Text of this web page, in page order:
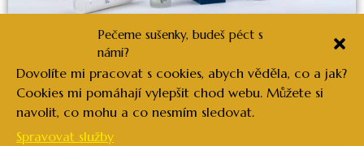
Pečeme sušenky, budeš péct s
námi?
Dovolíte mi pracovat s cookies, abych věděla, co a jak?
Cookies mi pomáhají vylepšit chod webu. Můžete si
navolit, co mohu a co nesmím sledovat.
Spravovat služby
S vaším e-mailem budu (Barbora Sedláková) zacházet
podle mého nejlepšího svědomí podle zásad ochrany
osobních údajů najdete zde
>>http://barborasedlakova.cz/ochrana-osobnich-udaju/
Stisknutím tlačítka vyjadřujete svůj souhlas s tímto